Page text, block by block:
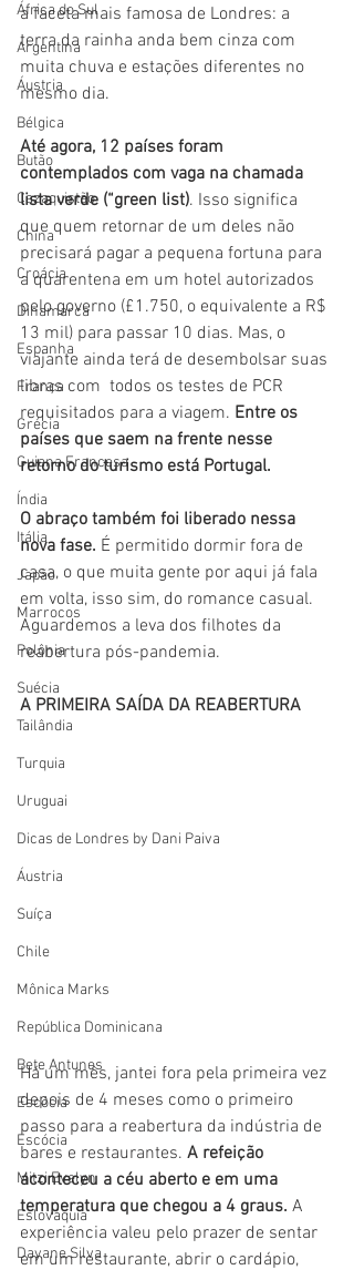
África do Sul
Argentina
Áustria
Bélgica
Butão
Cazaquistão
China
Croácia
Dinamarca
Espanha
França
Grécia
Guiana Francesa
Índia
Itália
Japão
Marrocos
Polônia
Suécia
Tailândia
Turquia
Uruguai
Dicas de Londres by Dani Paiva
Áustria
Suíça
Chile
Mônica Marks
República Dominicana
Bete Antunes
Escócia
Escócia
Mitzi Evelyn
Eslováquia
Dayane Silva
a faceta mais famosa de Londres: a
terra da rainha anda bem cinza com
muita chuva e estações diferentes no
mesmo dia.
Até agora, 12 países foram
contemplados com vaga na chamada
lista verde (“green list). Isso significa
que quem retornar de um deles não
precisará pagar a pequena fortuna para
a quarentena em um hotel autorizados
pelo governo (£1.750, o equivalente a R$
13 mil) para passar 10 dias. Mas, o
viajante ainda terá de desembolsar suas
libras com  todos os testes de PCR
requisitados para a viagem. Entre os
países que saem na frente nesse
retorno do turismo está Portugal.
O abraço também foi liberado nessa
nova fase. É permitido dormir fora de
casa, o que muita gente por aqui já fala
em volta, isso sim, do romance casual.
Aguardemos a leva dos filhotes da
reabertura pós-pandemia.
A PRIMEIRA SAÍDA DA REABERTURA
Há um mês, jantei fora pela primeira vez
depois de 4 meses como o primeiro
passo para a reabertura da indústria de
bares e restaurantes. A refeição
aconteceu a céu aberto e em uma
temperatura que chegou a 4 graus. A
experiência valeu pelo prazer de sentar
em um restaurante, abrir o cardápio,